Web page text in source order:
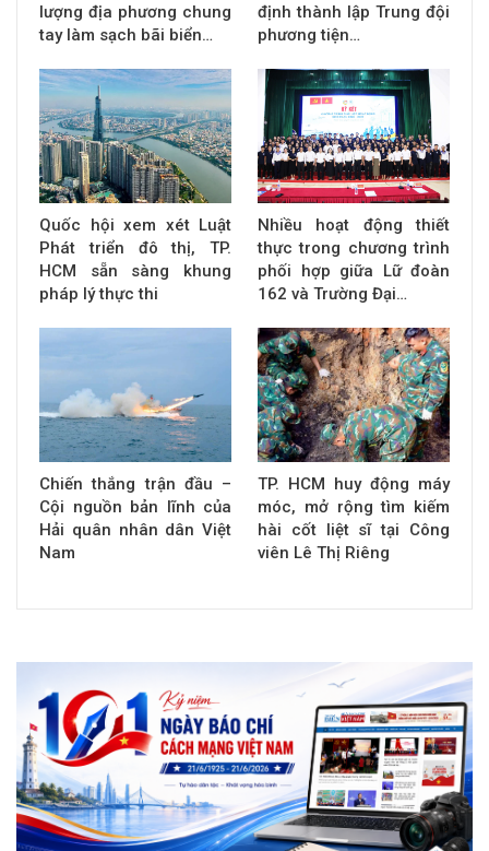
lượng địa phương chung
tay làm sạch bãi biển…
định thành lập Trung đội
phương tiện…
Quốc hội xem xét Luật
Phát triển đô thị, TP.
HCM sẵn sàng khung
pháp lý thực thi
Nhiều hoạt động thiết
thực trong chương trình
phối hợp giữa Lữ đoàn
162 và Trường Đại…
Chiến thắng trận đầu –
Cội nguồn bản lĩnh của
Hải quân nhân dân Việt
Nam
TP. HCM huy động máy
móc, mở rộng tìm kiếm
hài cốt liệt sĩ tại Công
viên Lê Thị Riêng